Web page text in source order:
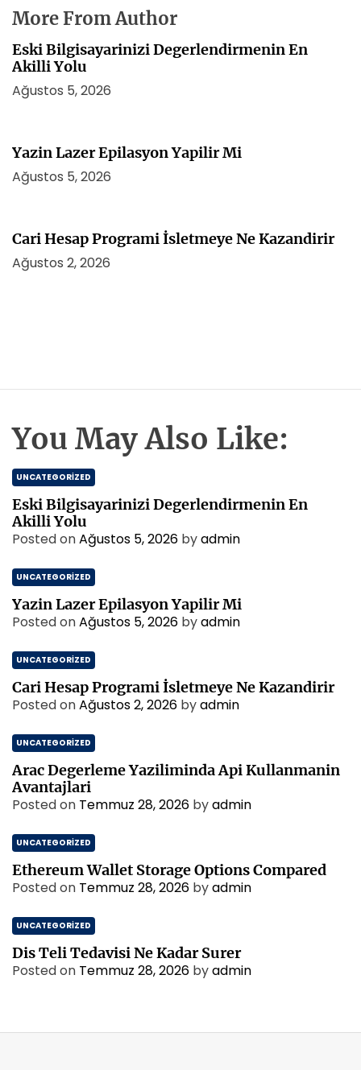
More From Author
Eski Bilgisayarinizi Degerlendirmenin En
Akilli Yolu
Ağustos 5, 2026
Yazin Lazer Epilasyon Yapilir Mi
Ağustos 5, 2026
Cari Hesap Programi İsletmeye Ne Kazandirir
Ağustos 2, 2026
You May Also Like:
UNCATEGORIZED
Eski Bilgisayarinizi Degerlendirmenin En
Akilli Yolu
Posted onAğustos 5, 2026 byadmin
UNCATEGORIZED
Yazin Lazer Epilasyon Yapilir Mi
Posted onAğustos 5, 2026 byadmin
UNCATEGORIZED
Cari Hesap Programi İsletmeye Ne Kazandirir
Posted onAğustos 2, 2026 byadmin
UNCATEGORIZED
Arac Degerleme Yaziliminda Api Kullanmanin
Avantajlari
Posted on Temmuz 28, 2026 byadmin
UNCATEGORIZED
Ethereum Wallet Storage Options Compared
Posted on Temmuz 28, 2026 byadmin
UNCATEGORIZED
Dis Teli Tedavisi Ne Kadar Surer
Posted on Temmuz 28, 2026 byadmin